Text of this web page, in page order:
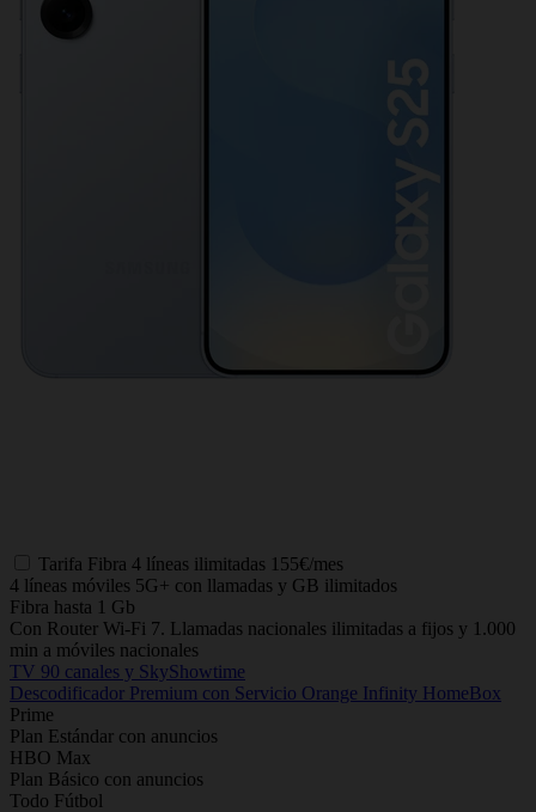
Tarifa Fibra 4 líneas ilimitadas 155€/mes
4 líneas móviles 5G+ con llamadas y GB ilimitados
Fibra hasta 1 Gb
Con Router Wi-Fi 7. Llamadas nacionales ilimitadas a fijos y 1.000
min a móviles nacionales
TV 90 canales y SkyShowtime
Descodificador Premium con Servicio Orange Infinity HomeBox
Prime
Plan Estándar con anuncios
HBO Max
Plan Básico con anuncios
Todo Fútbol